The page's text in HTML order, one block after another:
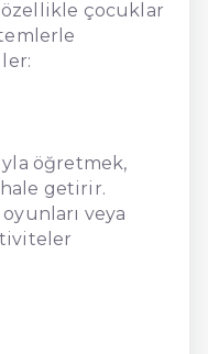
çocuklar
öğretmek,
getirir.
veya